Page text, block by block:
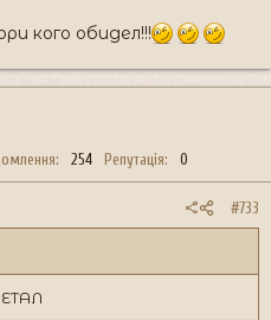
кого обидел!!!
254 Репутація 0
#733